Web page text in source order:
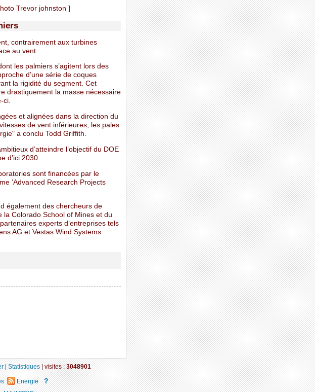
Trevor johnston ]
contrairement aux turbines
au vent.
les palmiers s’agitent lors des
d’une série de coques
la rigidité du segment. Cet
drastiquement la masse nécessaire
ci.
et alignées dans la direction du
de vent inférieures, les pales
a conclu Todd Griffith.
d’atteindre l’objectif du DOE
d’ici 2030.
sont financées par le
’Advanced Research Projects
également des chercheurs de
la Colorado School of Mines et du
experts d’entreprises tels
AG et Vestas Wind Systems
|Statistiques|visites :3048901
Energie ?